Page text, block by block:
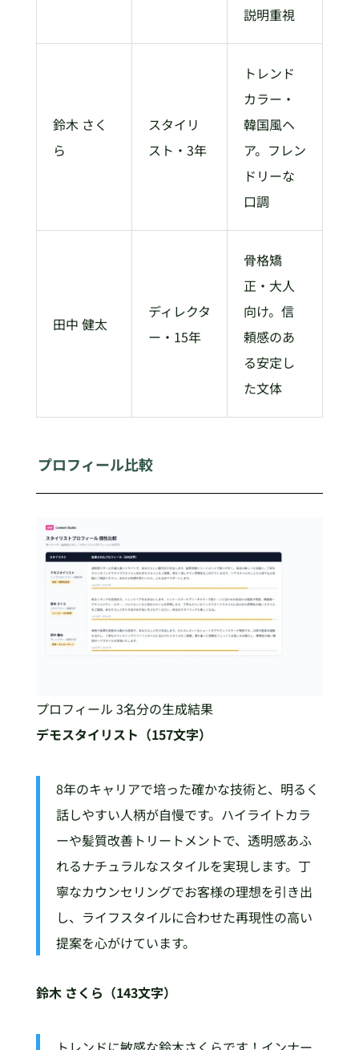
説明重視
鈴木 さく
ら
スタイリ
スト・3年
トレンド
カラー・
韓国風ヘ
ア。フレン
ドリーな
口調
田中 健太
ディレクタ
ー・15年
骨格矯
正・大人
向け。信
頼感のあ
る安定し
た文体
プロフィール比較
プロフィール 3名分の生成結果
デモスタイリスト（157文字）
8年のキャリアで培った確かな技術と、明るく
話しやすい人柄が自慢です。ハイライトカラ
ーや髪質改善トリートメントで、透明感あふ
れるナチュラルなスタイルを実現します。丁
寧なカウンセリングでお客様の理想を引き出
し、ライフスタイルに合わせた再現性の高い
提案を心がけています。
鈴木 さくら（143文字）